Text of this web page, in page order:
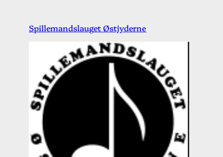
Spillemandslauget Østjyderne